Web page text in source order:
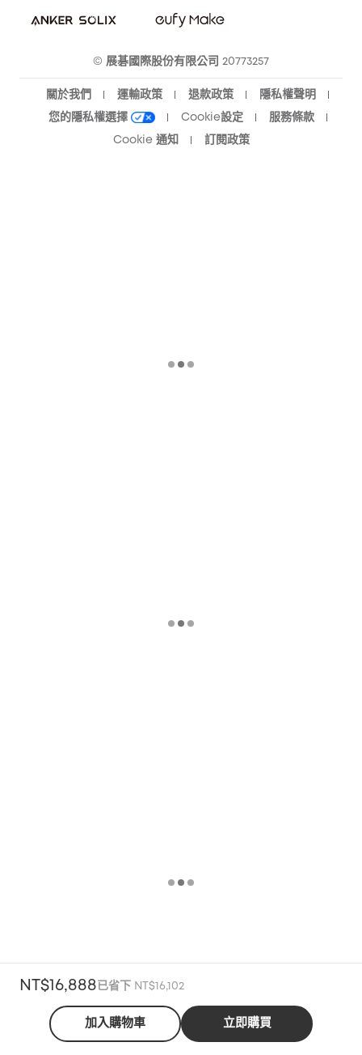
NT$16,888 已省下 NT$16,102
加入購物車 立即購買
© 展碁國際股份有限公司 20773257
關於我們 運輸政策 退款政策 隱私權聲明
您的隱私權選擇 Cookie設定 服務條款
Cookie 通知 訂閱政策